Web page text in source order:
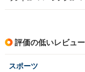
評価の低いレビュ
スポーツ